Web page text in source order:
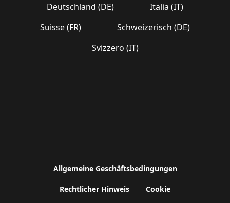
Deutschland (DE)
Italia (IT)
Suisse (FR)
Schweizerisch (DE)
Svizzero (IT)
Allgemeine Geschäftsbedingungen
Rechtlicher Hinweis Cookie